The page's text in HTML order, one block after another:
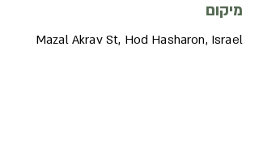
מיקום
Mazal Akrav St, Hod Hasharon, Israel